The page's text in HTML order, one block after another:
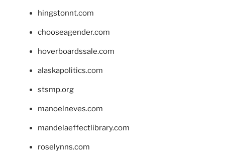
hingstonnt.com
chooseagender.com
hoverboardssale.com
alaskapolitics.com
stsmp.org
manoelneves.com
mandelaeffectlibrary.com
roselynns.com